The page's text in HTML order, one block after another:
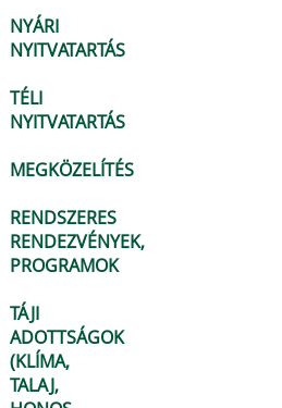
NYÁRI
NYITVATARTÁS
TÉLI
NYITVATARTÁS
MEGKÖZELÍTÉS
RENDSZERES
RENDEZVÉNYEK,
PROGRAMOK
TÁJI
ADOTTSÁGOK
(KLÍMA,
TALAJ,